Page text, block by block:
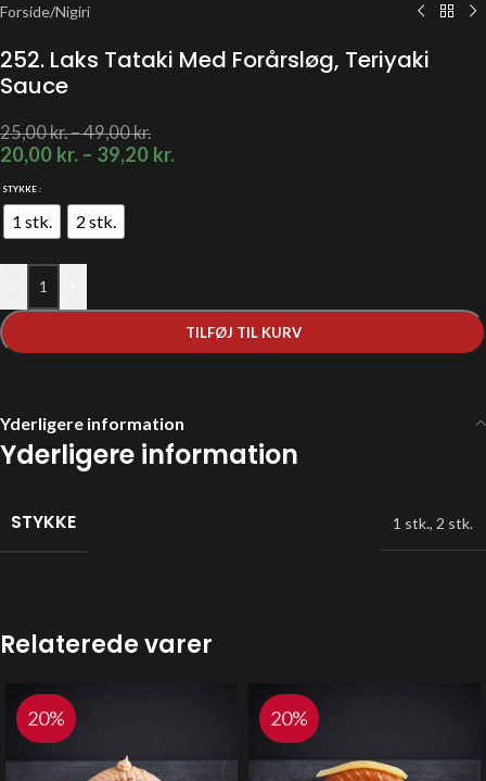
Forside/Nigiri
252. Laks Tataki Med Forårsløg, Teriyaki
Sauce
25,00kr.–49,00kr.
20,00 kr. – 39,20 kr.
STYKKE
1 stk. 2 stk.
TILFØJ TIL KURV
Yderligere information
Yderligere information
STYKKE 1 stk., 2 stk.
Relaterede varer
20% 20%